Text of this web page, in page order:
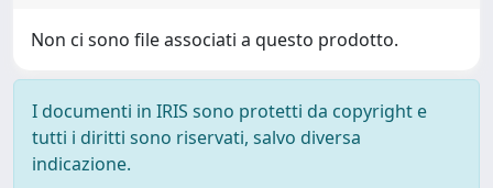
Non ci sono file associati a questo prodotto.
I documenti in IRIS sono protetti da copyright e
tutti i diritti sono riservati, salvo diversa
indicazione.